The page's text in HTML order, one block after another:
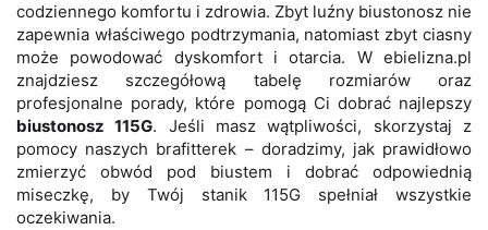
codziennego komfortu i zdrowia. Zbyt luźny biustonosz nie
zapewnia właściwego podtrzymania, natomiast zbyt ciasny
może powodować dyskomfort i otarcia. W ebielizna.pl
znajdziesz szczegółową tabelę rozmiarów oraz
profesjonalne porady, które pomogą Ci dobrać najlepszy
biustonosz 115G. Jeśli masz wątpliwości, skorzystaj z
pomocy naszych brafitterek – doradzimy, jak prawidłowo
zmierzyć obwód pod biustem i dobrać odpowiednią
miseczkę, by Twój stanik 115G spełniał wszystkie
oczekiwania.